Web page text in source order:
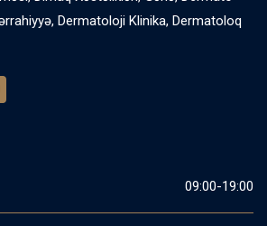
Dermatoloji Klinika, Dermatoloq
09:00-19:00